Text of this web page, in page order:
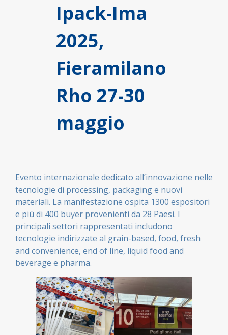
Ipack-Ima
2025,
Fieramilano
Rho 27-30
maggio
Evento internazionale dedicato all’innovazione nelle
tecnologie di processing, packaging e nuovi
materiali. La manifestazione ospita 1300 espositori
e più di 400 buyer provenienti da 28 Paesi. I
principali settori rappresentati includono
tecnologie indirizzate al grain-based, food, fresh
and convenience, end of line, liquid food and
beverage e pharma.